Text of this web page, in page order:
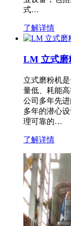
式…
了解详情
LM 立式磨
立式磨粉机
量低、耗能
公司多年先
多年的潜心
理可靠的…
了解详情